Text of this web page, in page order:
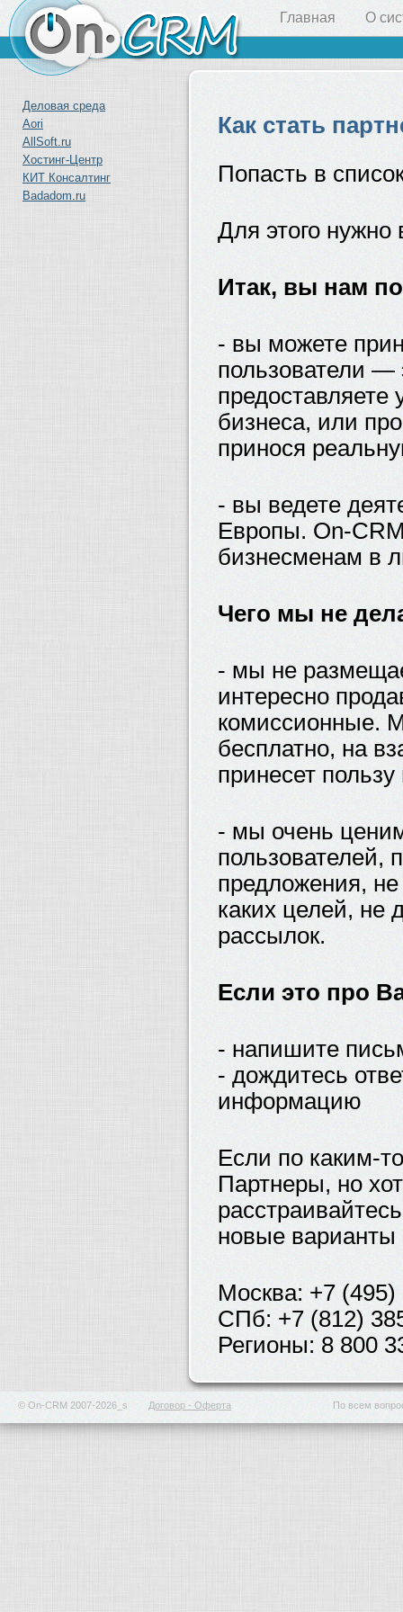
Главная О
Деловая среда
Aori
AllSoft.ru
Хостинг-Центр
КИТ Консалтинг
Badadom.ru
Как стать
Попасть в
Для этого
Итак, вы нам
- вы можете
пользователи —
предоставляете
бизнеса, или
принося
- вы ведете
Европы. On-
бизнесменам в
Чего мы не
- мы не
интересно
комиссионные.
бесплатно, на
принесет
- мы очень
пользователей,
предложения,
каких целей, не
рассылок.
Если это про
- напишите
- дождитесь
информацию
Если по каким-
Партнеры, но
новые варианты
Москва: +7 (495)
СПб: +7 (812)
Регионы: 8 800
© On-CRM 2007-2026_s Договор - Оферта По всем